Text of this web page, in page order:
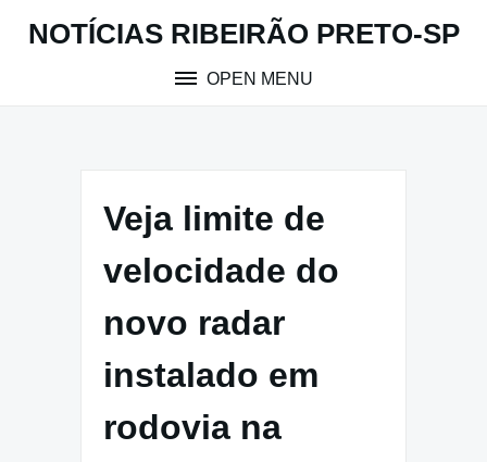
NOTÍCIAS RIBEIRÃO PRETO-SP
OPEN MENU
Veja limite de
velocidade do
novo radar
instalado em
rodovia na